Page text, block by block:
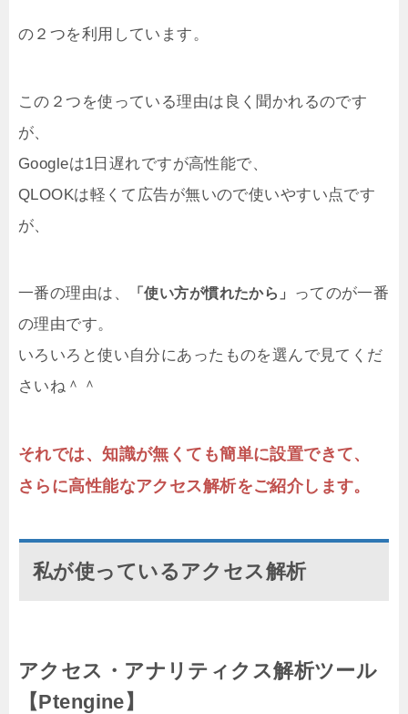
の２つを利用しています。
この２つを使っている理由は良く聞かれるのです
が、
Googleは1日遅れですが高性能で、
QLOOKは軽くて広告が無いので使いやすい点です
が、
一番の理由は、 「使い方が慣れたから」
ってのが一番
の理由です。
いろいろと使い自分にあったものを選んで見てくだ
さいね＾＾
それでは、知識が無くても簡単に設置できて、
さらに高性能なアクセス解析をご紹介します。
私が使っているアクセス解析
アクセス・アナリティクス解析ツール
【Ptengine】